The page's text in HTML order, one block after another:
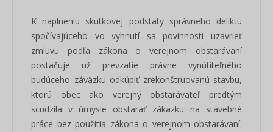
K naplneniu skutkovej podstaty správneho deliktu
spočívajúceho vo vyhnutí sa povinnosti uzavrieť
zmluvu podľa zákona o verejnom obstarávaní
postačuje už prevzatie právne vynútiteľného
budúceho záväzku odkúpiť zrekonštruovanú stavbu,
ktorú obec ako verejný obstarávateľ predtým
scudzila v úmysle obstarať zákazku na stavebné
práce bez použitia zákona o verejnom obstarávaní.